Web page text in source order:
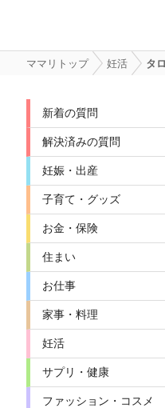
ママリトップ 妊活 タ
新着の質問
解決済みの質問
妊娠・出産
子育て・グッズ
お金・保険
住まい
お仕事
家事・料理
妊活
サプリ・健康
ファッション・コスメ